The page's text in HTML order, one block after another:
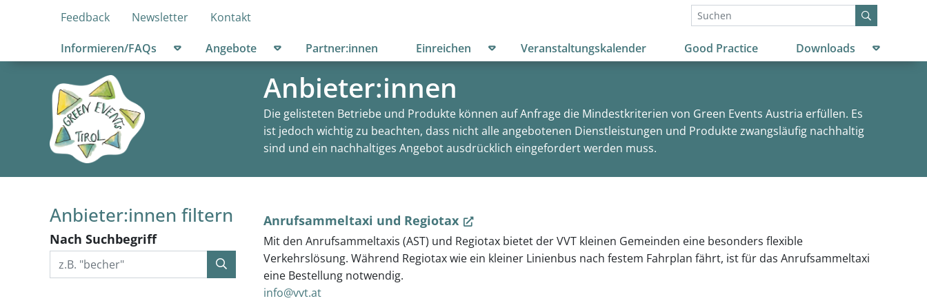
Feedback Newsletter Kontakt
Informieren/FAQs Untermenü öffnen
Angebote Untermenü öffnen
Partner:innen Einreichen Untermenü öffnen
Veranstaltungskalender Good Practice Downloads
Anbieter:innen
Die gelisteten Betriebe und Produkte können auf Anfrage die Mindestkriterien von Green Events Austria erfüllen. Es
ist jedoch wichtig zu beachten, dass nicht alle angebotenen Dienstleistungen und Produkte zwangsläufig nachhaltig
sind und ein nachhaltiges Angebot ausdrücklich eingefordert werden muss.
Anbieter:innen filtern
Nach Suchbegriff
Anrufsammeltaxi und Regiotax
Mit den Anrufsammeltaxis (AST) und Regiotax bietet der VVT kleinen Gemeinden eine besonders flexible
Verkehrslösung. Während Regiotax wie ein kleiner Linienbus nach festem Fahrplan fährt, ist für das Anrufsammeltaxi
eine Bestellung notwendig.
info@vvt.at